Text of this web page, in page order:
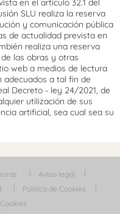
SLU realiza la reserva
y comunicación pública
de actualidad prevista en
realiza una reserva
las obras y otras
web a medios de lectura
adecuados a tal fin de
Decreto - ley 24/2021, de
utilización de sus
artificial, sea cual sea su
Aviso legal
Política de Cookies